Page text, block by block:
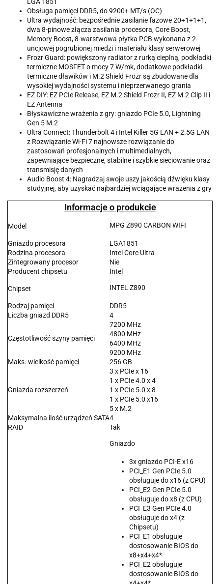
Obsługa pamięci DDR5, do 9200+ MT/s (OC)
Ultra wydajność: bezpośrednie zasilanie fazowe 20+1+1+1,
dwa 8-pinowe złącza zasilania procesora, Core Boost,
Memory Boost, 8-warstwowa płytka PCB wykonana z 2-
uncjowej pogrubionej miedzi i materiału klasy serwerowej
Frozr Guard: powiększony radiator z rurką cieplną, podkładki
termiczne MOSFET o mocy 7 W/mk, dodatkowe podkładki
termiczne dławików i M.2 Shield Frozr są zbudowane dla
wysokiej wydajności systemu i nieprzerwanego grania
EZ DIY: EZ PCIe Release, EZ M.2 Shield Frozr II, EZ M.2 Clip II i
EZ Antenna
Błyskawiczne wrażenia z gry: gniazdo PCIe 5.0, Lightning
Gen 5 M.2
Ultra Connect: Thunderbolt 4 i Intel Killer 5G LAN + 2.5G LAN
z Rozwiązanie Wi-Fi 7 najnowsze rozwiązanie do
zastosowań profesjonalnych i multimedialnych,
zapewniające bezpieczne, stabilne i szybkie sieciowanie oraz
transmisję danych
Audio Boost 4: Nagradzaj swoje uszy jakością dźwięku klasy
studyjnej, aby uzyskać najbardziej wciągające wrażenia z gry
Informacje o produkcie
Model MPG Z890 CARBON WIFI
Gniazdo procesora
LGA1851
Rodzina procesora
Intel Core Ultra
Zintegrowany procesor
Nie
Producent chipsetu
Intel
Chipset INTEL Z890
Rodzaj pamięci
DDR5
Liczba gniazd DDR5
4
Częstotliwość szyny pamięci
7200 MHz
4800 MHz
6400 MHz
9200 MHz
Maks. wielkość pamięci
256 GB
Gniazda rozszerzeń
3 x PCIe x 16
1 x PCIe 4.0 x 4
1 x PCIe 5.0 x 8
1 x PCIe 5.0 x16
5 x M.2
Maksymalna ilość urządzeń SATA4
RAID
Tak
Gniazdo
3x gniazdo PCI-E x16
PCI_E1 Gen PCIe 5.0
obsługuje do x16 (z CPU)
PCI_E2 Gen PCIe 5.0
obsługuje do x8 (z CPU)
PCI_E3 Gen PCIe 4.0
obsługuje do x4 (z
Chipsetu)
PCI_E1 obsługuje
dostosowanie BIOS do
x8+x4+x4*
PCI_E2 obsługuje
dostosowanie BIOS do